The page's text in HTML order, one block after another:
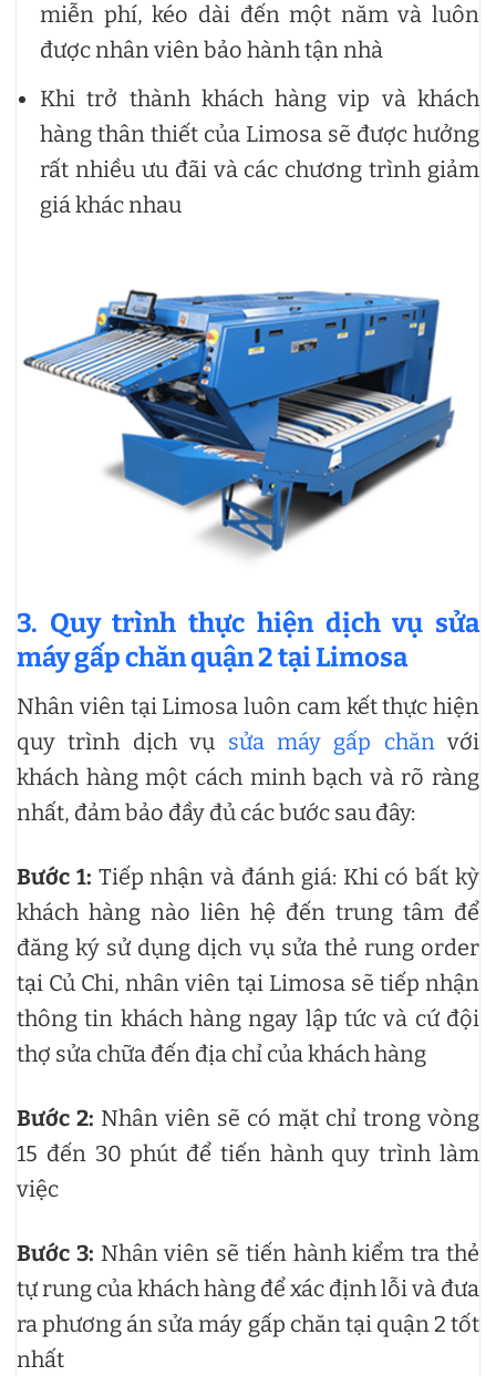
miễn phí, kéo dài đến một năm và luôn
được nhân viên bảo hành tận nhà
Khi trở thành khách hàng vip và khách
hàng thân thiết của Limosa sẽ được hưởng
rất nhiều ưu đãi và các chương trình giảm
giá khác nhau
3. Quy trình thực hiện dịch vụ sửa
máy gấp chăn quận 2 tại Limosa
Nhân viên tại Limosa luôn cam kết thực hiện
quy trình dịch vụ sửa máy gấp chănvới
khách hàng một cách minh bạch và rõ ràng
nhất, đảm bảo đầy đủ các bước sau đây:
Bước 1: Tiếp nhận và đánh giá: Khi có bất kỳ
khách hàng nào liên hệ đến trung tâm để
đăng ký sử dụng dịch vụ sửa thẻ rung order
tại Củ Chi, nhân viên tại Limosa sẽ tiếp nhận
thông tin khách hàng ngay lập tức và cứ đội
thợ sửa chữa đến địa chỉ của khách hàng
Bước 2: Nhân viên sẽ có mặt chỉ trong vòng
15 đến 30 phút để tiến hành quy trình làm
việc
Bước 3: Nhân viên sẽ tiến hành kiểm tra thẻ
tự rung của khách hàng để xác định lỗi và đưa
ra phương án sửa máy gấp chăn tại quận 2 tốt
nhất